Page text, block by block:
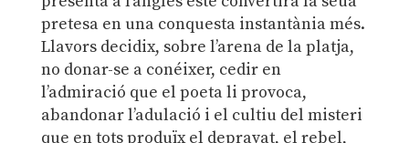
pretesa en una conquesta instantània més.
Llavors decidix, sobre l’arena de la platja,
no donar-se a conéixer, cedir en
l’admiració que el poeta li provoca,
abandonar l’adulació i el cultiu del misteri
que en tots produïx el depravat, el rebel,